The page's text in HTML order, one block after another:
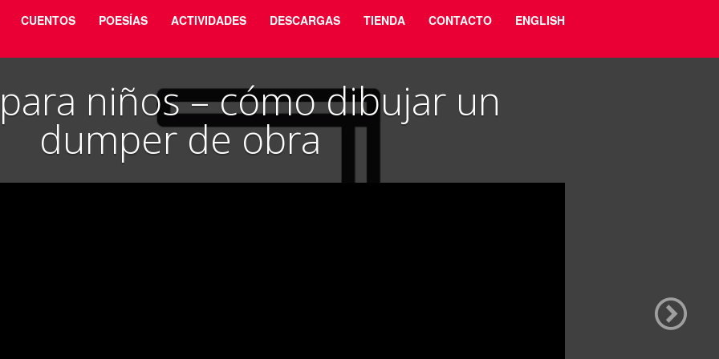
CUENTOS POESÍAS ACTIVIDADES DESCARGAS TIENDA CONTACTO ENGLISH
niños – cómo dibujar un
dumper de obra